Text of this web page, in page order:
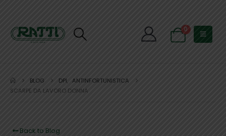
0
BLOG DPI, ANTINFORTUNISTICA
SCARPE DA LAVORO DONNA
Back to Blog